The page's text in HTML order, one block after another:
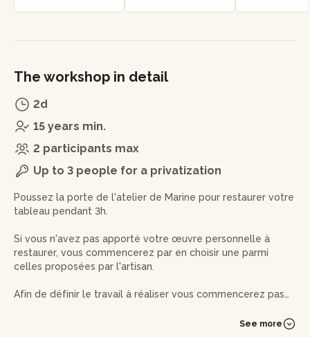
The workshop in detail
2d
15 years min.
2 participants max
Up to 3 people for a privatization
Poussez la porte de l'atelier de Marine pour restaurer votre
tableau pendant 3h.
Si vous n'avez pas apporté votre œuvre personnelle à
restaurer, vous commencerez par en choisir une parmi
celles proposées par l'artisan.
Afin de définir le travail à réaliser vous commencerez pas
découverte des différentes techniques d'application et
See more